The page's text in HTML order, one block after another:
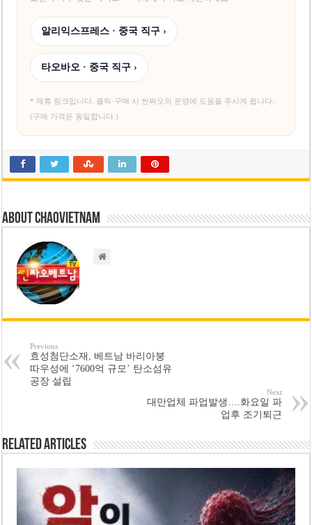
알리익스프레스 · 중국 직구 ›
타오바오 · 중국 직구 ›
* 제휴 링크입니다. 클릭·구매 시 씬짜오의 운영에 도움을 주시게 됩니다.
(구매 가격은 동일합니다.)
About chaovietnam
Previous
효성첨단소재, 베트남 바리아붕
따우성에 ‘7600억 규모’ 탄소섬유
공장 설립
Next
대만업체 파업발생….화요일 파
업후 조기퇴근
Related Articles